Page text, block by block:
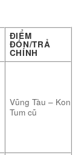
ĐIỂM
ĐÓN/TRẢ
CHÍNH
Vũng Tàu – Kon
Tum cũ